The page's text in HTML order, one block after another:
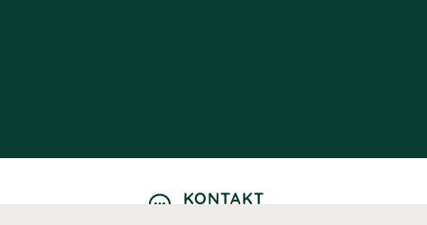
KONTAKT